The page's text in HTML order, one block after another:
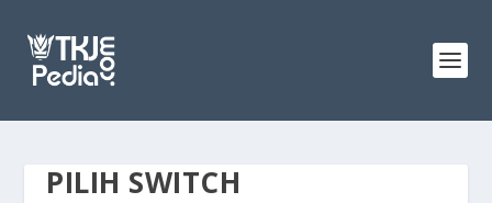
PILIH SWITCH